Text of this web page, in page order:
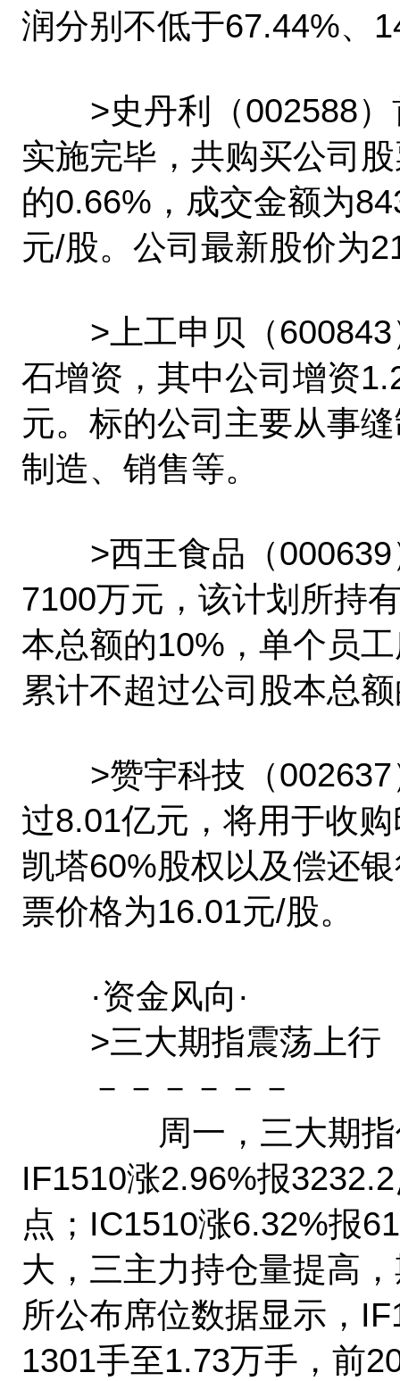
润分别不低于67.44%、
>史丹利（002588）
实施完毕，共购买公司
的0.66%，成交金额为
元/股。公司最新股价为
>上工申贝（600843
石增资，其中公司增资
元。标的公司主要从事
制造、销售等。
>西王食品（000639
7100万元，该计划所持
本总额的10%，单个员
累计不超过公司股本总
>赞宇科技（002637
过8.01亿元，将用于收
凯塔60%股权以及偿还
票价格为16.01元/股。
·资金风向·
>三大期指震荡上行
－－－－－－
周一，三大期指低
IF1510涨2.96%报
点；IC1510涨6.32%报
大，三主力持仓量提高
所公布席位数据显示，
1301手至1.73万手，前